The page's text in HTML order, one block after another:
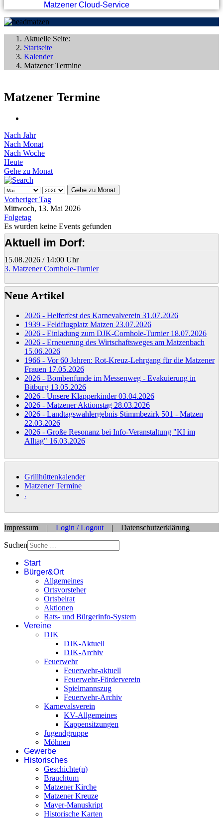
Matzener Cloud-Service
Aktuelle Seite:
Startseite
Kalender
Matzener Termine
Matzener Termine
Nach Jahr
Nach Monat
Nach Woche
Heute
Gehe zu Monat
Gehe zu Monat
Vorheriger Tag
Mittwoch, 13. Mai 2026
Folgetag
Es wurden keine Events gefunden
Aktuell im Dorf:
15.08.2026 / 14:00 Uhr
3. Matzener Cornhole-Turnier
Neue Artikel
2026 - Helferfest des Karnevalverein 31.07.2026
1939 - Feldflugplatz Matzen 23.07.2026
2026 - Einladung zum DJK-Cornhole-Turnier 18.07.2026
2026 - Erneuerung des Wirtschaftsweges am Matzenbach
15.06.2026
1966 - Vor 60 Jahren: Rot-Kreuz-Lehrgang für die Matzener
Frauen 17.05.2026
2026 - Bombenfunde im Messenweg - Evakuierung in
Bitburg 13.05.2026
2026 - Unsere Klapperkinder03.04.2026
2026 - Matzener Aktionstag 28.03.2026
2026 - Landtagswahlergebnis Stimmbezirk 501 - Matzen
22.03.2026
2026 - Große Resonanz bei Info-Veranstaltung "KI im
Alltag" 16.03.2026
Grillhüttenkalender
Matzener Termine
.
Impressum | Login / Logout | Datenschutzerklärung
Suchen
Start
Bürger&Ort
Allgemeines
Ortsvorsteher
Ortsbeirat
Aktionen
Rats- und Bürgerinfo-System
Vereine
DJK
DJK-Aktuell
DJK-Archiv
Feuerwehr
Feuerwehr-aktuell
Feuerwehr-Förderverein
Spielmannszug
Feuerwehr-Archiv
Karnevalsverein
KV-Allgemeines
Kappensitzungen
Jugendgruppe
Möhnen
Gewerbe
Historisches
Geschichte(n)
Brauchtum
Matzener Kirche
Matzener Kreuze
Mayer-Manuskript
Historische Karten